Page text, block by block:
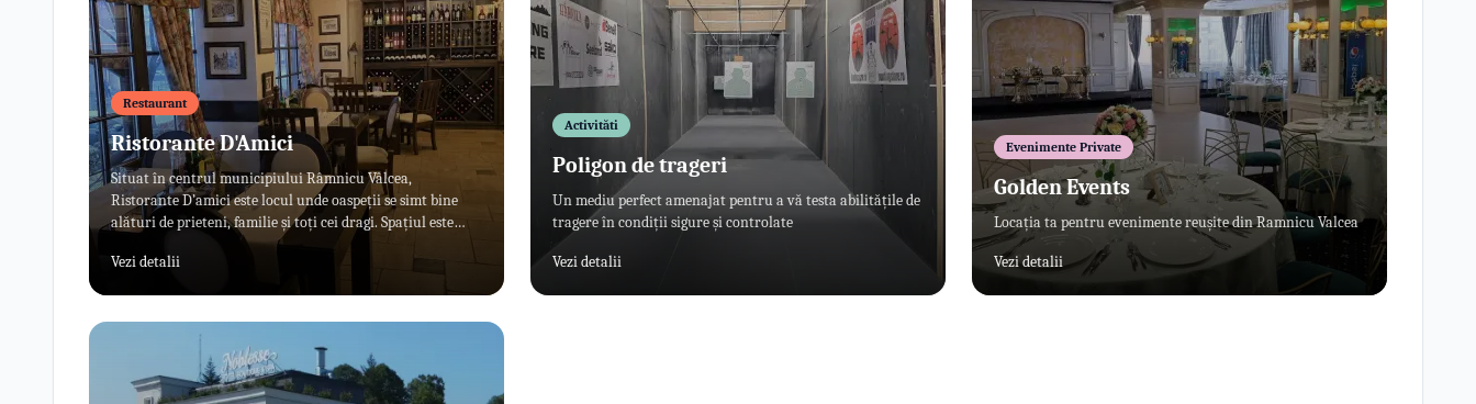
Restaurant
Ristorante D'Amici
Situat în centrul municipiului Râmnicu Vâlcea,
Ristorante D’amici este locul unde oaspeții se simt bine
alături de prieteni, familie și toți cei dragi. Spațiul este
unul primitor, creat special pentru momentele de relaxare
și pentru cei care vor să se bucure de o masă de calitate.
Vezi detalii
Activităti
Poligon de trageri
Un mediu perfect amenajat pentru a vă testa abilitățile de
tragere în condiții sigure și controlate
Vezi detalii
Evenimente Private
Golden Events
Locația ta pentru evenimente reușite din Ramnicu Valcea
Vezi detalii